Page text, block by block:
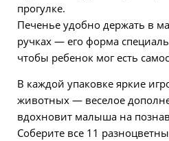
прогулке.
Печенье удобно держать в
ручках — его форма
чтобы ребенок мог есть
В каждой упаковке яркие
животных — веселое
вдохновит малыша на
Соберите все 11